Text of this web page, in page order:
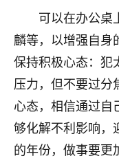
可以在办公桌
麟等，以增强自身
保持积极心态：犯
压力，但不要过分
心态，相信通过自
够化解不利影响，
的年份，做事要更
2小时前 来自海南
梦醒时分
我女儿高二叛
的，把我们两
师，一开始我
做完，我女儿
大学，只要能